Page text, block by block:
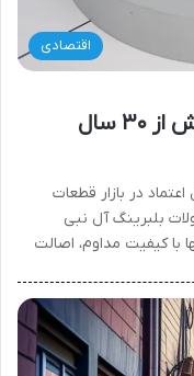
اقتصادی
بلبرینگ آل نبی؛ نامی آشنا با بیش از ۳۰ سال
نبی؛ نامی آشنا با بیش از ۳۰ سال اعتماد در بازار قطعات
بلبرینگ آل نبی
با کیفیت مداوم، اصالت